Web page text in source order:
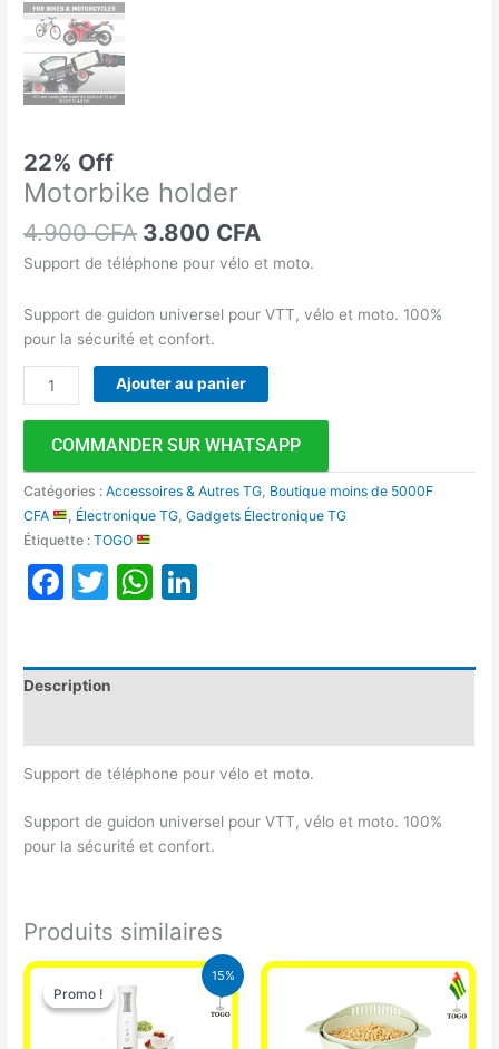
22% Off
Motorbike holder
4.900CFA 3.800 CFA
Support de téléphone pour vélo et moto.
Support de guidon universel pour VTT, vélo et moto. 100%
pour la sécurité et confort.
Ajouter au panier
COMMANDER SUR WHATSAPP
Catégories :Accessoires & Autres TG, Boutique moins de 5000F
CFA
, Électronique TG,Gadgets Électronique TG
Étiquette :TOGO
Facebook
TwitterWhatsApp
Description
Support de téléphone pour vélo et moto.
Support de guidon universel pour VTT, vélo et moto. 100%
pour la sécurité et confort.
Produits similaires
15%
Promo !
Promo !
Le
prix
initial
était :
12.900 CFA.
Le